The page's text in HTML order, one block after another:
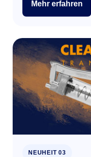
Mehr erfahren
NEUHEIT 03